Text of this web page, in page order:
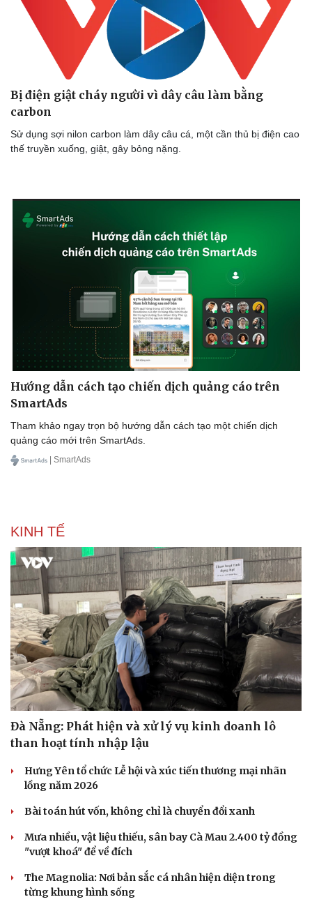
Doanh nghiệp
Thông tin doanh nghiệp
Doanh nghiệp 24h
Doanh nhân
Vì cộng đồng
Công nghệ
Sành điệu
Tin Công nghệ
Trải nghiệm
Chuyển đổi số
Sức khỏe
Dinh dưỡng - món ngon
Cây thuốc
Sản phụ khoa
Đời sống
Blog
Bị điện giật cháy người vì dây câu làm bằng
carbon
Sử dụng sợi nilon carbon làm dây câu cá, một cần thủ bị điện cao
thế truyền xuống, giật, gây bỏng nặng.
Hướng dẫn cách tạo chiến dịch quảng cáo trên
SmartAds
Tham khảo ngay trọn bộ hướng dẫn cách tạo một chiến dịch
quảng cáo mới trên SmartAds.
| SmartAds
KINH TẾ
Đà Nẵng: Phát hiện và xử lý vụ kinh doanh lô
than hoạt tính nhập lậu
Hưng Yên tổ chức Lễ hội và xúc tiến thương mại nhãn
lồng năm 2026
Bài toán hút vốn, không chỉ là chuyển đổi xanh
Mưa nhiều, vật liệu thiếu, sân bay Cà Mau 2.400 tỷ đồng
"vượt khoá" để về đích
The Magnolia: Nơi bản sắc cá nhân hiện diện trong
từng khung hình sống